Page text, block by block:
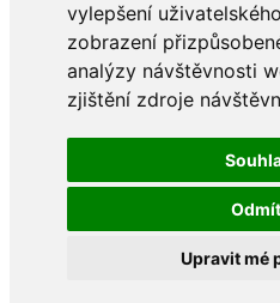
vylepšení
zobrazení
analýzy návštěvnosti
zjištění zdroje
Upravit mé